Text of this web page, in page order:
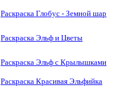
Раскраска Глобус - Земной шар
Раскраска Эльф и Цветы
Раскраска Эльф с Крылышками
Раскраска Красивая Эльфийка